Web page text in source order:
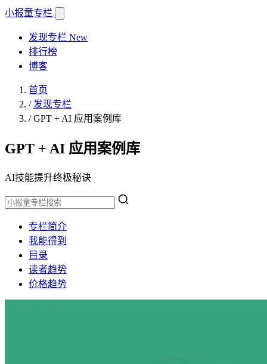
小报童专栏
发现专栏 New
排行榜
博客
首页
/ 发现专栏
/GPT + AI 应用案例库
GPT + AI 应用案例库
AI技能提升终极秘诀
专栏简介
我能得到
目录
读者趋势
价格趋势